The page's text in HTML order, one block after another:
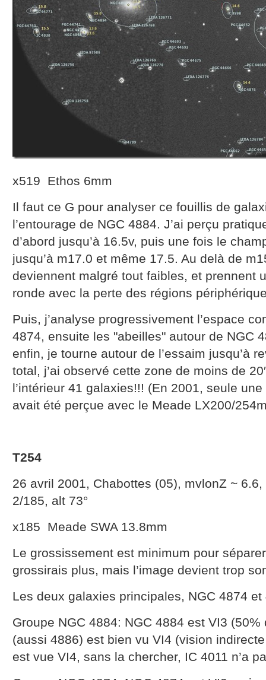
x519 Ethos 6mm
Il faut ce G pour analyser ce fouillis de
l’entourage de NGC 4884. J’ai perçu
d’abord jusqu’à 16.5v, puis une fois le
jusqu’à m17.0 et même 17.5. Au delà de
deviennent malgré tout faibles, et prennent
ronde avec la perte des régions
Puis, j’analyse progressivement l’espace
4874, ensuite les "abeilles" autour de NGC
enfin, je tourne autour de l’essaim jusqu’à
total, j’ai observé cette zone de moins de
l’intérieur 41 galaxies!!! (En 2001, seule
avait été perçue avec le Meade LX200/
T254
26 avril 2001, Chabottes (05), mvlonZ ~
2/185, alt 73°
x185 Meade SWA 13.8mm
Le grossissement est minimum pour
grossirais plus, mais l’image devient trop
Les deux galaxies principales, NGC 4874
Groupe NGC 4884: NGC 4884 est VI3
(aussi 4886) est bien vu VI4 (vision
est vue VI4, sans la chercher, IC 4011 n’a